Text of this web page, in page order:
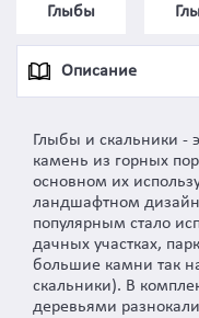
Глыбы
Описание
Глыбы и скальники -
камень из горных
основном их
ландшафтном
популярным стало
дачных участках,
большие камни так
скальники). В
деревьями